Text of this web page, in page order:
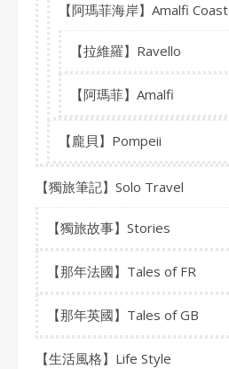
【阿瑪菲海岸】Amalfi Coast
【拉維羅】Ravello
【阿瑪菲】Amalfi
【龐貝】Pompeii
【獨旅筆記】Solo Travel
【獨旅故事】Stories
【那年法國】Tales of FR
【那年英國】Tales of GB
【生活風格】Life Style